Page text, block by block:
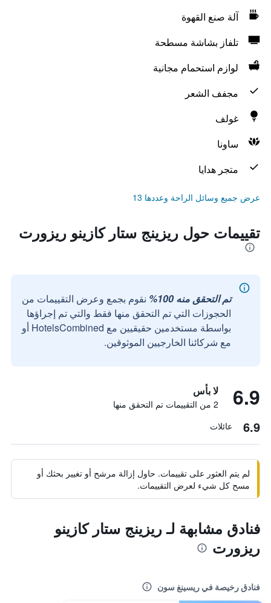
آلة صنع القهوة
تلفاز بشاشة مسطحة
لوازم استحمام مجانية
مجفف الشعر
غولف
ساونا
متجر هدايا
عرض جميع وسائل الراحة وعددها 13
تقييمات حول ريزينج ستار كازينو ريزورت
تم التحقق منه 100%
نقوم بجمع وعرض التقييمات من
الحجوزات التي تم التحقق منها فقط والتي تم إجراؤها
بواسطة مستخدمين حقيقيين مع HotelsCombined أو
مع شركائنا الخارجيين الموثوقين.
6.9 لا بأس
2 من التقييمات تم التحقق منها
6.9 عائلات
لم يتم العثور على تقييمات. حاول إزالة مرشح أو تغيير بحثك أو
مسح كل شيء لعرض التقييمات.
فنادق مشابهة لـ ريزينج ستار كازينو
ريزورت
فنادق رخيصة في ريسينغ سون